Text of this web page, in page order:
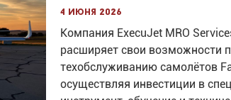
4 июня 2026
Компания ExecuJet MRO
расширяет свои возможности
техобслуживанию самолётов
осуществляя инвестиции в